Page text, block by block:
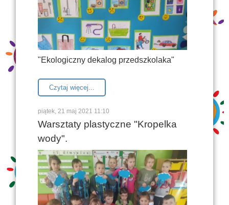
"Ekologiczny dekalog przedszkolaka"
Czytaj więcej...
piątek, 21 maj 2021 11:10
Warsztaty plastyczne "Kropelka
wody".